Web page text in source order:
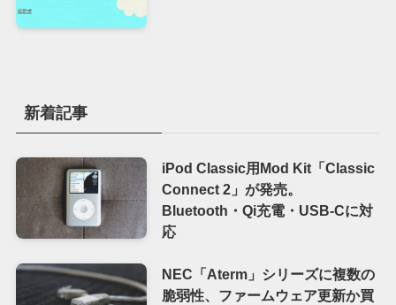
新着記事
iPod Classic用Mod Kit「Classic
Connect 2」が発売。
Bluetooth・Qi充電・USB-Cに対
応
NEC「Aterm」シリーズに複数の
脆弱性、ファームウェア更新か買